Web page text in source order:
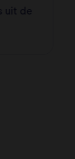
uit de